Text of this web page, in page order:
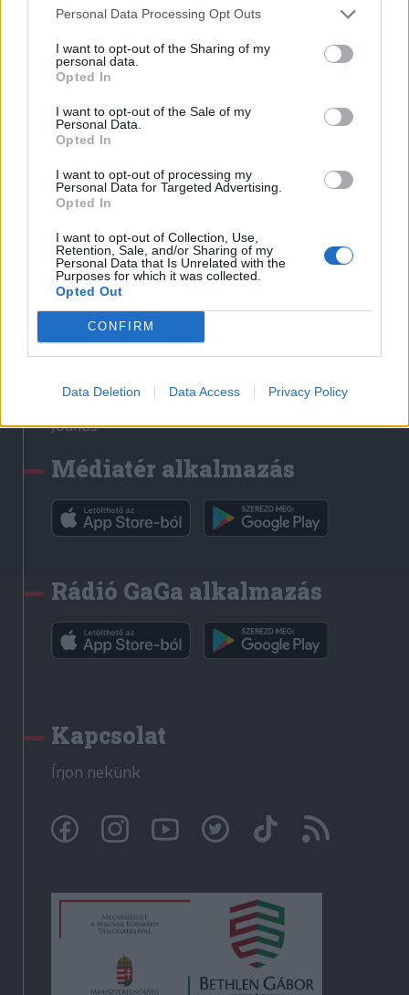
Personal Data Processing Opt Outs
I want to opt-out of the Sharing of my
personal data.
Opted In
I want to opt-out of the Sale of my
Personal Data.
Opted In
I want to opt-out of processing my
Personal Data for Targeted Advertising.
Opted In
I want to opt-out of Collection, Use,
Retention, Sale, and/or Sharing of my
Personal Data that Is Unrelated with the
Purposes for which it was collected.
Opted Out
CONFIRM
Data Deletion Data Access Privacy Policy
Székely Hírmondó archívuma
Sütibeállítások
Médiatér
Liget
Krónika
Bihari Napló
Erdélyi Napló
Főtér
Rádió GaGa
Jóállás
Médiatér alkalmazás
Rádió GaGa alkalmazás
Kapcsolat
Írjon nekünk